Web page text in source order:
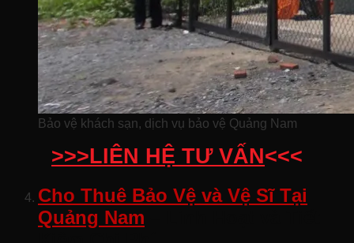
Bảo vệ khách sạn, dịch vụ bảo vệ Quảng Nam
>>>LIÊN HỆ TƯ VẤN<<<
Cho Thuê Bảo Vệ và Vệ Sĩ Tại
Quảng Nam